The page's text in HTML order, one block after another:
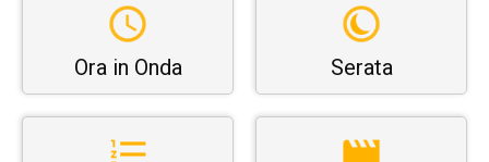
Ora in Onda Serata